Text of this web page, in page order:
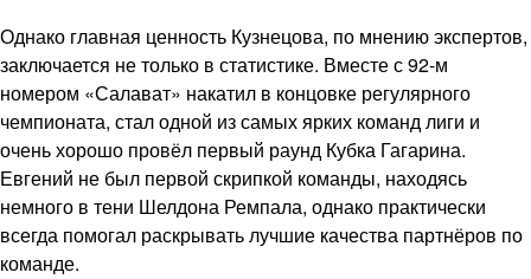
Однако главная ценность Кузнецова, по мнению экспертов,
заключается не только в статистике. Вместе с 92-м
номером «Салават» накатил в концовке регулярного
чемпионата, стал одной из самых ярких команд лиги и
очень хорошо провёл первый раунд Кубка Гагарина.
Евгений не был первой скрипкой команды, находясь
немного в тени Шелдона Ремпала, однако практически
всегда помогал раскрывать лучшие качества партнёров по
команде.